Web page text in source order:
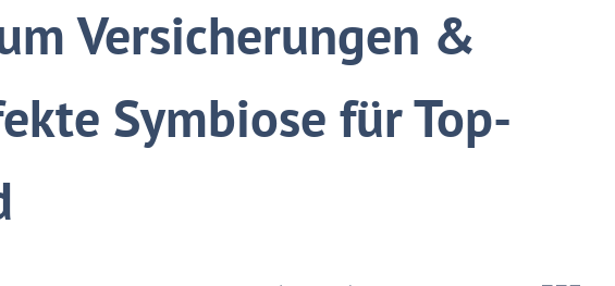
Versicherungen &
Symbiose für Top-